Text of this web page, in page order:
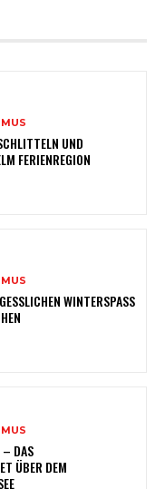
UND
FERIENREGION
WINTERSPASS
– DAS
ÜBER DEM